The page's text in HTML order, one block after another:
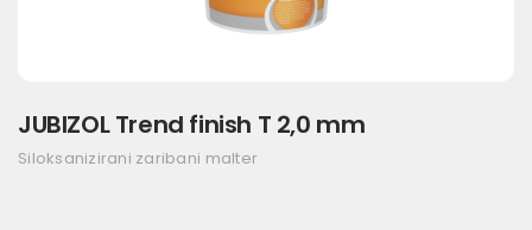
JUBIZOL Trend finish T 2,0 mm
Siloksanizirani zaribani malter